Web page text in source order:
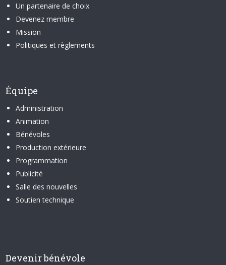
Un partenaire de choix
Devenez membre
Mission
Politiques et règlements
Équipe
Administration
Animation
Bénévoles
Production extérieure
Programmation
Publicité
Salle des nouvelles
Soutien technique
Devenir bénévole